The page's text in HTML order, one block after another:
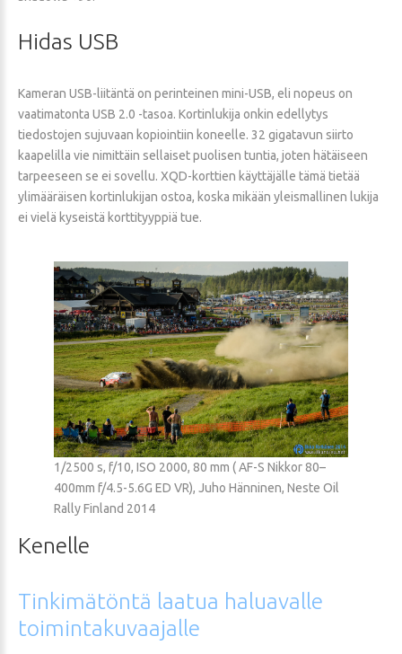
Hidas USB
Kameran USB-liitäntä on perinteinen mini-USB, eli nopeus on
vaatimatonta USB 2.0 -tasoa. Kortinlukija onkin edellytys
tiedostojen sujuvaan kopiointiin koneelle. 32 gigatavun siirto
kaapelilla vie nimittäin sellaiset puolisen tuntia, joten hätäiseen
tarpeeseen se ei sovellu. XQD-korttien käyttäjälle tämä tietää
ylimääräisen kortinlukijan ostoa, koska mikään yleismallinen lukija
ei vielä kyseistä korttityyppiä tue.
1/2500 s, f/10, ISO 2000, 80 mm ( AF-S Nikkor 80–
400mm f/4.5-5.6G ED VR), Juho Hänninen, Neste Oil
Rally Finland 2014
Kenelle
Tinkimätöntä laatua haluavalle
toimintakuvaajalle